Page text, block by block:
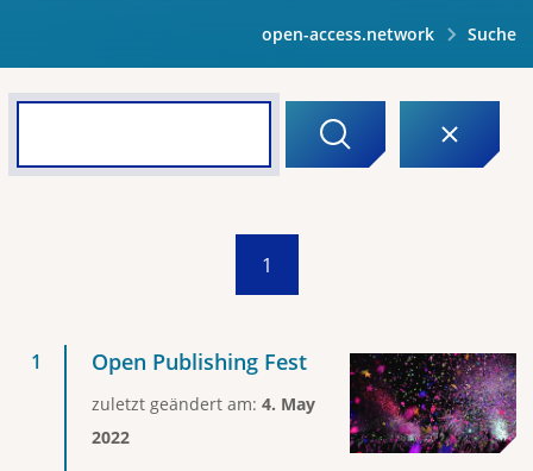
open-access.network Suche
1
Open Publishing Fest
zuletzt geändert am: 4. May
2022